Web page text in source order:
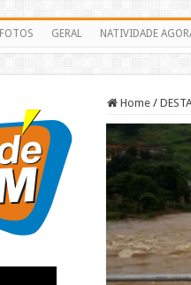
FOTOS GERAL NATIVIDADE
Home /